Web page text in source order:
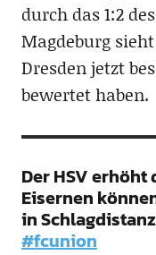
durch das 1:2
Magdeburg
Dresden jetzt
bewertet haben.
Der HSV erhöht
Eisernen
in
#fcunion